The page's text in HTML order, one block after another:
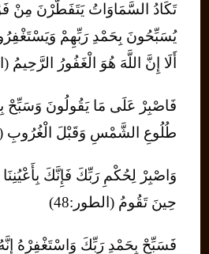
تَكَادُ السَّمَاوَاتُ يَتَفَطَّرْنَ مِنْ
يُسَبِّحُونَ بِحَمْدِ رَبِّهِمْ
أَلَا إِنَّ اللَّهَ هُوَ الْغَفُورُ الرَّحِيمُ
فَاصْبِرْ عَلَى مَا يَقُولُونَ وَسَبِّحْ
طُلُوعِ الشَّمْسِ وَقَبْلَ الْغُرُوبِ
وَاصْبِرْ لِحُكْمِ رَبِّكَ فَإِنَّكَ
حِينَ تَقُومُ (الطور:48)
فَسَبِّحْ بِحَمْدِ رَبِّكَ وَاسْتَغْفِرْهُ إِنَّهُ